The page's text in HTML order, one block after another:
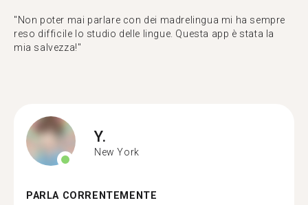
"Non poter mai parlare con dei madrelingua mi ha sempre
reso difficile lo studio delle lingue. Questa app è stata la
mia salvezza!"
Y.
New York
PARLA CORRENTEMENTE